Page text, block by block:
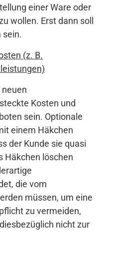
einer Ware oder
wollen. Erst dann soll
sein.
(z. B.
Kosten und
sein. Optionale
einem Häkchen
der Kunde sie quasi
Häkchen löschen
die vom
müssen, um eine
zu vermeiden,
nicht zur